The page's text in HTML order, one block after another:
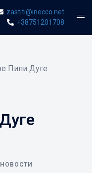
zastiti@inecco.net
+38751201708
Пипи Дуге
НОВОСТИ